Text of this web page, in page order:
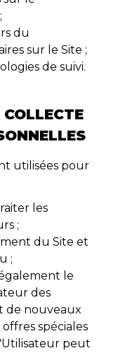
du
sur le Site ;
de suivi.
utilisées pour
les
;
du Site et
;
le
des
de nouveaux
spéciales
peut